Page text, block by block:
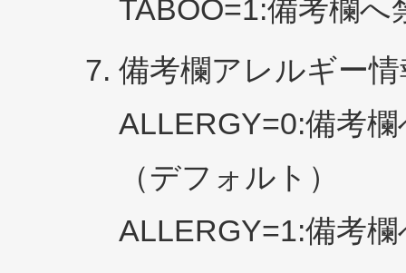
TABOO=1:備考欄
備考欄アレルギー
ALLERGY=0:備考
（デフォルト）
ALLERGY=1:備考